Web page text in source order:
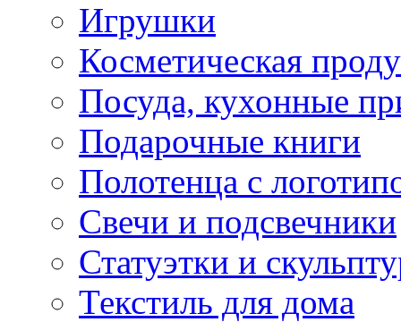
Игрушки
Косметическая
Посуда, кухонные
Подарочные книги
Полотенца с
Свечи и подсвечники
Статуэтки и
Текстиль для дома